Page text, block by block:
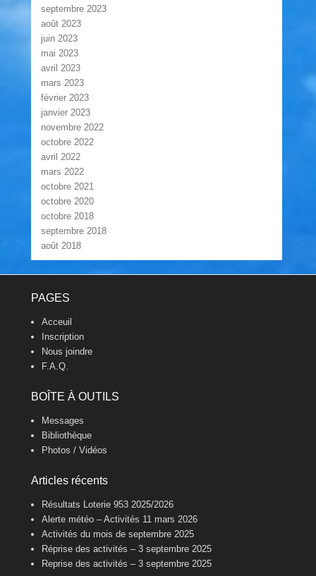
septembre 2023
août 2023
juin 2023
mai 2023
avril 2023
mars 2023
février 2023
janvier 2023
novembre 2022
octobre 2022
avril 2022
mars 2022
octobre 2021
octobre 2020
octobre 2018
septembre 2018
août 2018
PAGES
Acceuil
Inscription
Nous joindre
F.A.Q.
BOÎTE À OUTILS
Messages
Bibliothèque
Photos / Vidéos
Articles récents
Résultats Loterie 953 2025/2026
Alerte météo – Activités 11 mars 2026
Activités du mois de septembre 2025
Réprise des activités – 3 septembre 2025
Reprise des activités – 3 septembre 2025